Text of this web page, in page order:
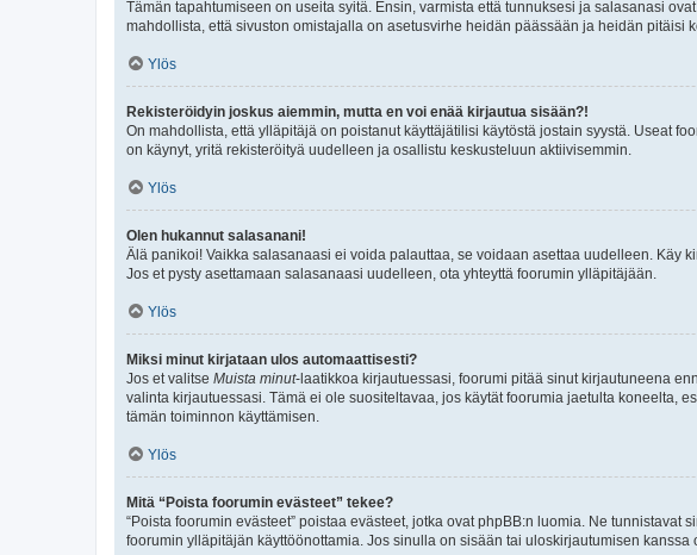
Tämän tapahtumiseen on useita syitä. Ensin, varmista että tunnuksesi ja salasanasi
mahdollista, että sivuston omistajalla on asetusvirhe heidän päässään ja heidän pitäisi
Ylös
Rekisteröidyin joskus aiemmin, mutta en voi enää kirjautua sisään?!
On mahdollista, että ylläpitäjä on poistanut käyttäjätilisi käytöstä jostain syystä. Useat
on käynyt, yritä rekisteröityä uudelleen ja osallistu keskusteluun aktiivisemmin.
Ylös
Olen hukannut salasanani!
Älä panikoi! Vaikka salasanaasi ei voida palauttaa, se voidaan asettaa uudelleen. Käy
Jos et pysty asettamaan salasanaasi uudelleen, ota yhteyttä foorumin ylläpitäjään.
Ylös
Miksi minut kirjataan ulos automaattisesti?
Jos et valitse Muista minut-laatikkoa kirjautuessasi, foorumi pitää sinut kirjautuneena
valinta kirjautuessasi. Tämä ei ole suositeltavaa, jos käytät foorumia jaetulta koneelta,
tämän toiminnon käyttämisen.
Ylös
Mitä “Poista foorumin evästeet” tekee?
“Poista foorumin evästeet” poistaa evästeet, jotka ovat phpBB:n luomia. Ne
foorumin ylläpitäjän käyttöönottamia. Jos sinulla on sisään tai uloskirjautumisen